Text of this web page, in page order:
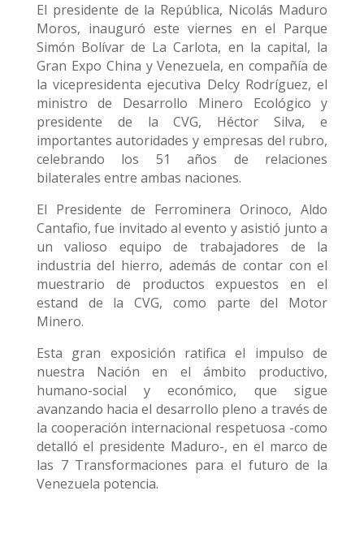
El presidente de la República, Nicolás Maduro
Moros, inauguró este viernes en el Parque
Simón Bolívar de La Carlota, en la capital, la
Gran Expo China y Venezuela, en compañía de
la vicepresidenta ejecutiva Delcy Rodríguez, el
ministro de Desarrollo Minero Ecológico y
presidente de la CVG, Héctor Silva, e
importantes autoridades y empresas del rubro,
celebrando los 51 años de relaciones
bilaterales entre ambas naciones.
El Presidente de Ferrominera Orinoco, Aldo
Cantafio, fue invitado al evento y asistió junto a
un valioso equipo de trabajadores de la
industria del hierro, además de contar con el
muestrario de productos expuestos en el
estand de la CVG, como parte del Motor
Minero.
Esta gran exposición ratifica el impulso de
nuestra Nación en el ámbito productivo,
humano-social y económico, que sigue
avanzando hacia el desarrollo pleno a través de
la cooperación internacional respetuosa -como
detalló el presidente Maduro-, en el marco de
las 7 Transformaciones para el futuro de la
Venezuela potencia.